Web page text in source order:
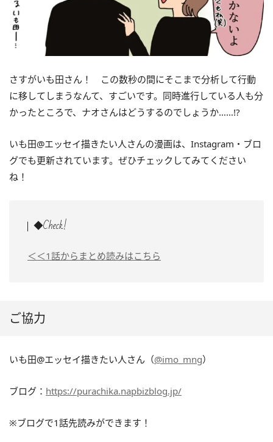
さすがいも田さん！ この数秒の間にそこまで分析して行動
に移してしまうなんて、すごいです。同時進行している人も分
かったところで、ナオさんはどうするのでしょうか……!?
いも田@エッセイ描きたい人さんの漫画は、Instagram・ブロ
グでも更新されています。ぜひチェックしてみてください
ね！
◆Check!
＜＜1話からまとめ読みはこちら
ご協力
いも田@エッセイ描きたい人さん（@imo_mng）
ブログ： https://purachika.napbizblog.jp/
※ブログで1話先読みができます！